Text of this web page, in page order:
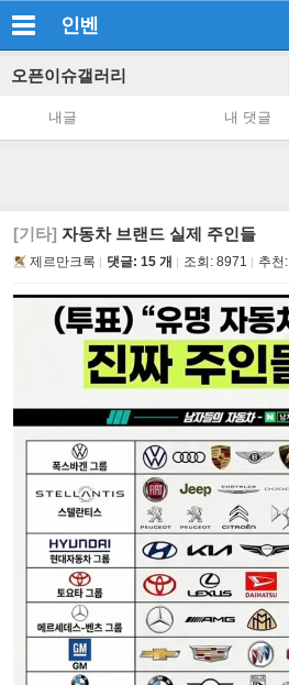
인벤
오픈이슈갤러리
내글 내 댓글
[기타] 자동차 브랜드 실제 주인들
제르만크록 댓글: 15 개 조회: 8971 추천: